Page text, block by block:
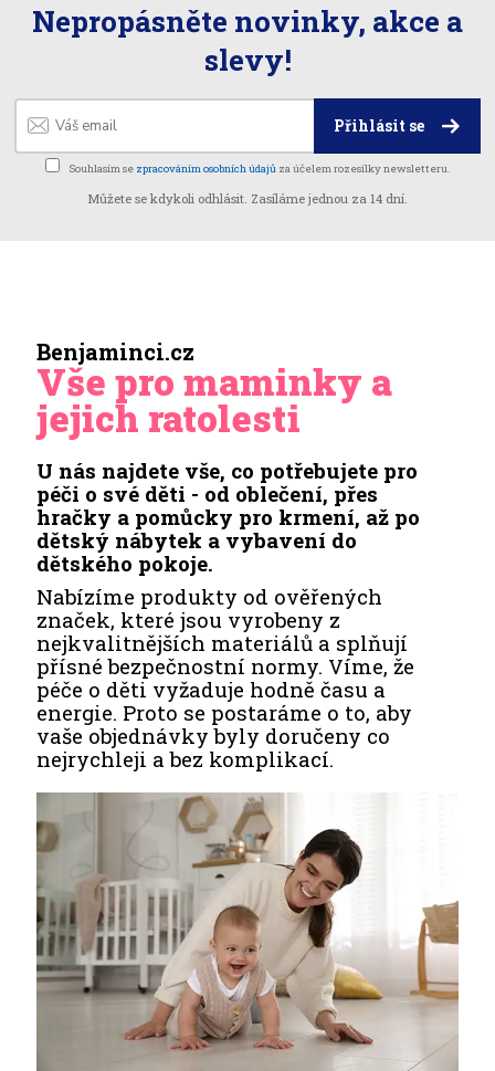
Nepropásněte novinky, akce a
slevy!
Přihlásit se
Souhlasím se zpracováním osobních údajů za účelem rozesílky newsletteru.
Můžete se kdykoli odhlásit. Zasíláme jednou za 14 dní.
Benjaminci.cz
Vše pro maminky a
jejich ratolesti
U nás najdete vše, co potřebujete pro
péči o své děti - od oblečení, přes
hračky a pomůcky pro krmení, až po
dětský nábytek a vybavení do
dětského pokoje.
Nabízíme produkty od ověřených
značek, které jsou vyrobeny z
nejkvalitnějších materiálů a splňují
přísné bezpečnostní normy. Víme, že
péče o děti vyžaduje hodně času a
energie. Proto se postaráme o to, aby
vaše objednávky byly doručeny co
nejrychleji a bez komplikací.